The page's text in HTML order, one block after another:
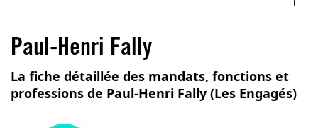
Paul-Henri Fally
La fiche détaillée des mandats, fonctions et
professions de Paul-Henri Fally (Les Engagés)